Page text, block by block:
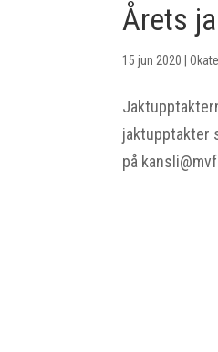
Årets
15 jun 2020 |
jaktupptakter
på